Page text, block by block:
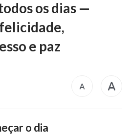
os dias —
e paz
o dia